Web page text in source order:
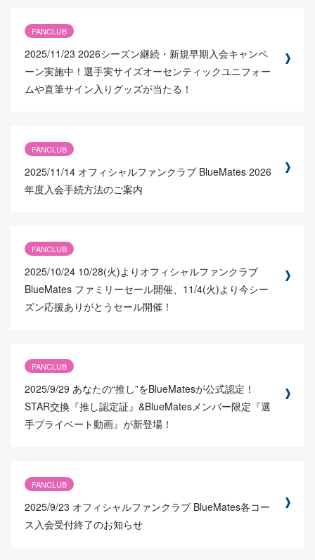
FANCLUB
2025/11/23 2026シーズン継続・新規早期入会キャンペ
ーン実施中！選手実サイズオーセンティックユニフォー
ムや直筆サイン入りグッズが当たる！
FANCLUB
2025/11/14 オフィシャルファンクラブ BlueMates 2026
年度入会手続方法のご案内
FANCLUB
2025/10/24 10/28(火)よりオフィシャルファンクラブ
BlueMates ファミリーセール開催、11/4(火)より今シー
ズン応援ありがとうセール開催！
FANCLUB
2025/9/29 あなたの“推し”をBlueMatesが公式認定！
STAR交換『推し認定証』&BlueMatesメンバー限定『選
手プライベート動画』が新登場！
FANCLUB
2025/9/23 オフィシャルファンクラブ BlueMates各コー
ス入会受付終了のお知らせ